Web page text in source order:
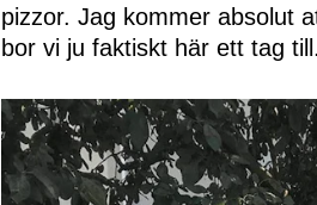
pizzor. Jag kommer absolut
bor vi ju faktiskt här ett tag till.